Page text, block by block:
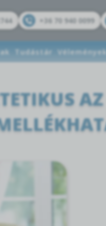
+36 70 940 0099
Tudástár